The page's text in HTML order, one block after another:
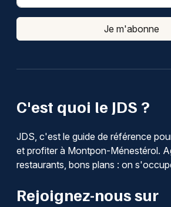
C'est quoi le JDS ?
JDS, c'est le guide de référence
et profiter à Montpon-Ménestérol.
restaurants, bons plans : on
Rejoignez-nous sur
Je m'abonne